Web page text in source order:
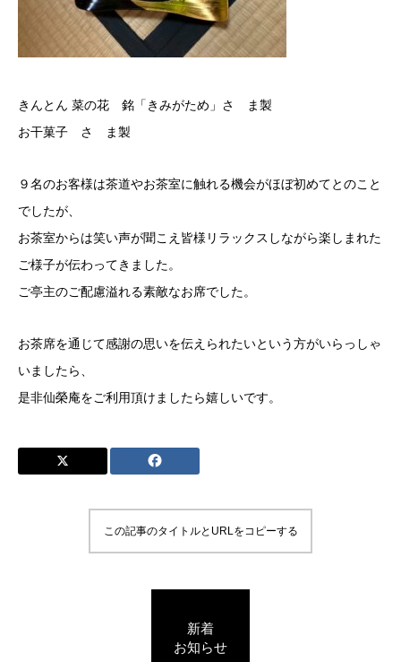
きんとん 菜の花 銘「きみがため」さゝま製
お干菓子 さゝま製
９名のお客様は茶道やお茶室に触れる機会がほぼ初めてとのこと
でしたが、
お茶室からは笑い声が聞こえ皆様リラックスしながら楽しまれた
ご様子が伝わってきました。
ご亭主のご配慮溢れる素敵なお席でした。
お茶席を通じて感謝の思いを伝えられたいという方がいらっしゃ
いましたら、
是非仙榮庵をご利用頂けましたら嬉しいです。
この記事のタイトルとURLをコピーする
新着
お知らせ